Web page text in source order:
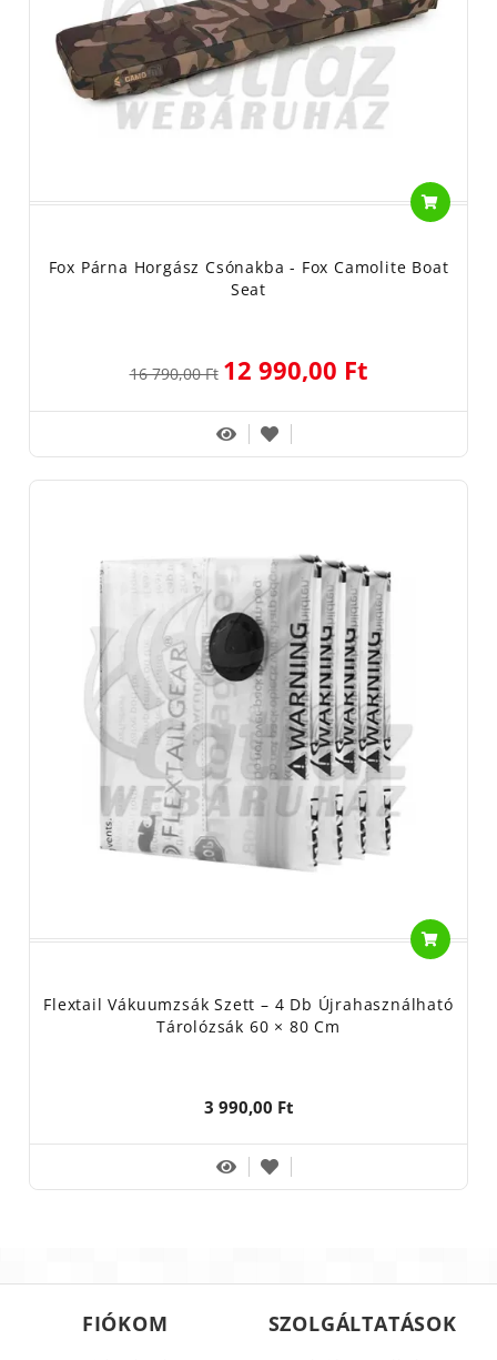
Fox Párna Horgász Csónakba - Fox Camolite Boat
Seat
16 790,00 Ft 12 990,00 Ft
Flextail Vákuumzsák Szett – 4 Db Újrahasználható
Tárolózsák 60 × 80 Cm
3 990,00 Ft
FIÓKOM SZOLGÁLTATÁSOK